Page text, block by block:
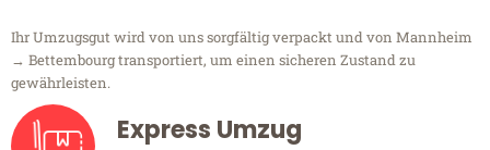
Ihr Umzugsgut wird von uns sorgfältig verpackt und von Mannheim
→ Bettembourg transportiert, um einen sicheren Zustand zu
gewährleisten.
Express Umzug